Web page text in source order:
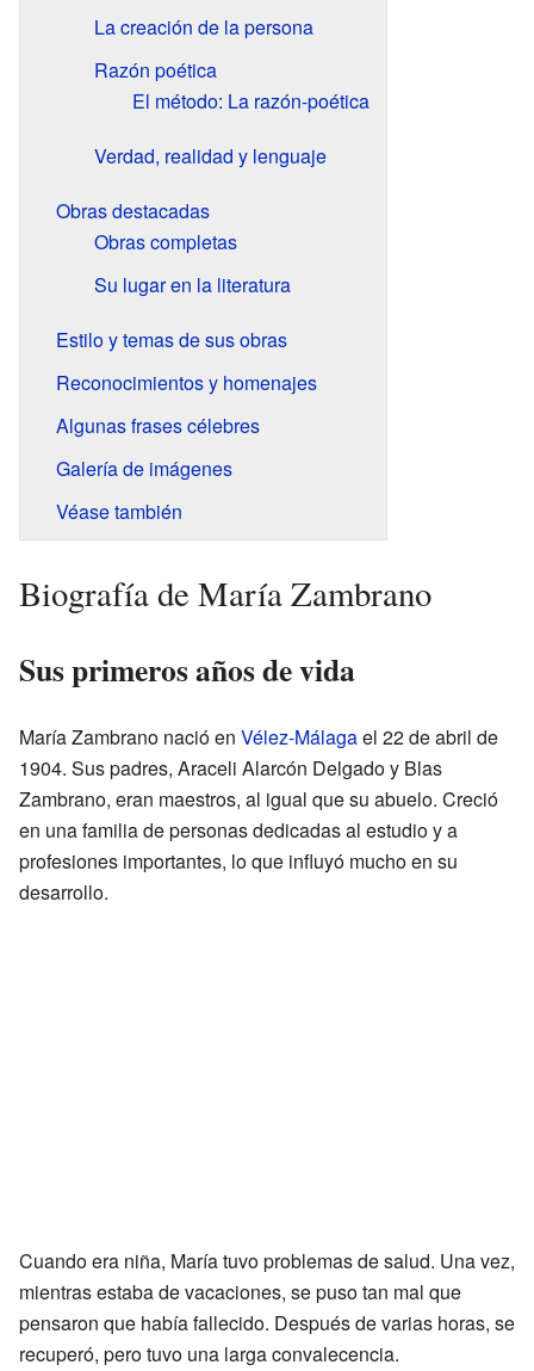
La creación de la persona
Razón poética
El método: La razón-poética
Verdad, realidad y lenguaje
Obras destacadas
Obras completas
Su lugar en la literatura
Estilo y temas de sus obras
Reconocimientos y homenajes
Algunas frases célebres
Galería de imágenes
Véase también
Biografía de María Zambrano
Sus primeros años de vida
María Zambrano nació en Vélez-Málagael 22 de abril de
1904. Sus padres, Araceli Alarcón Delgado y Blas
Zambrano, eran maestros, al igual que su abuelo. Creció
en una familia de personas dedicadas al estudio y a
profesiones importantes, lo que influyó mucho en su
desarrollo.
Cuando era niña, María tuvo problemas de salud. Una vez,
mientras estaba de vacaciones, se puso tan mal que
pensaron que había fallecido. Después de varias horas, se
recuperó, pero tuvo una larga convalecencia.